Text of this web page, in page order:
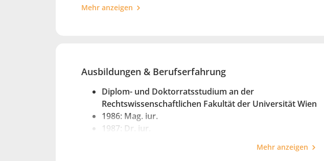
Mehr anzeigen
Ausbildungen & Berufserfahrung
Diplom- und Doktorratsstudium an der
Rechtswissenschaftlichen Fakultät der Universität Wien
1986: Mag. iur.
1987: Dr. iur.
Mehr anzeigen